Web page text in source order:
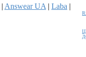
| Answear UA | Laba |